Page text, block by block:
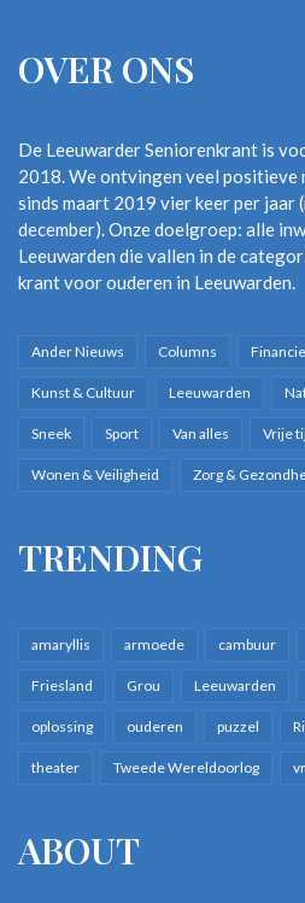
OVER ONS
De Leeuwarder Seniorenkrant is
2018. We ontvingen veel positieve
sinds maart 2019 vier keer per jaar
december). Onze doelgroep: alle
Leeuwarden die vallen in de
krant voor ouderen in Leeuwarden.
Ander Nieuws Columns
Kunst & Cultuur Leeuwarden
Sneek Sport Van alles Vrije
Wonen & Veiligheid Zorg &
TRENDING
amaryllis armoede cambuur
Friesland Grou Leeuwarden
oplossing ouderen puzzel
theater Tweede Wereldoorlog
ABOUT